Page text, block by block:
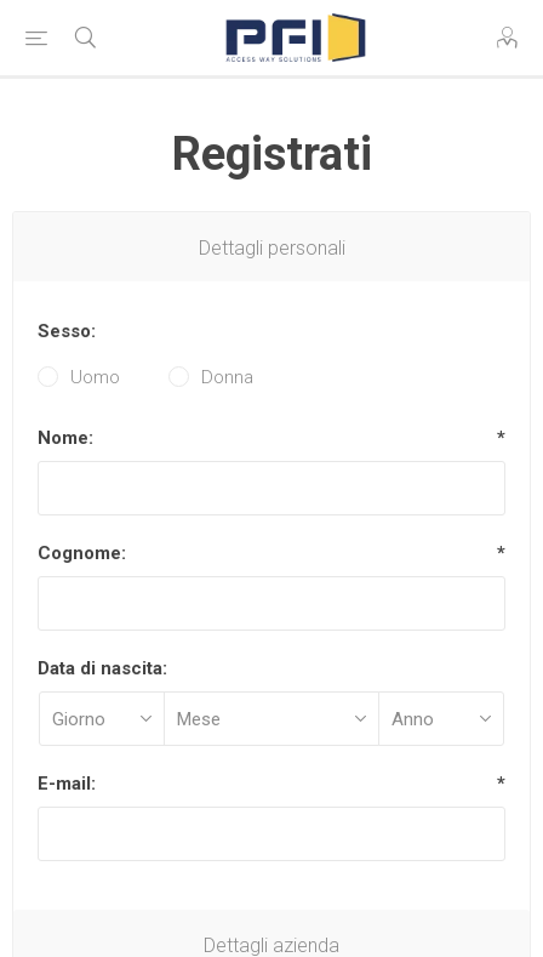
Registrati
Dettagli personali
Sesso:
Uomo Donna
Nome: *
Cognome: *
Data di nascita:
E-mail: *
Dettagli azienda